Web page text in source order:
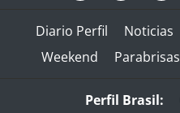
Diario Perfil Noticias
Weekend
Parabrisas
Perfil Brasil: